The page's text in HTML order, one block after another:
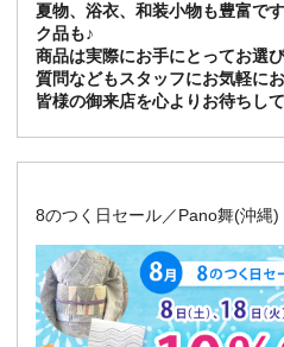
夏物、浴衣、和装小物も豊富で
ク品も♪
商品は実際にお手にとってお選
質問などもスタッフにお気軽に
皆様の御来店を心よりお待ちし
8のつく日セール／Pano舞(沖縄)